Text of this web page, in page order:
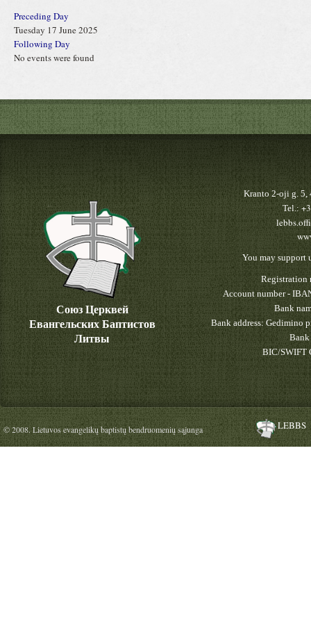
Preceding Day
Tuesday 17 June 2025
Following Day
No events were found
Союз Церквей
Евангельских Баптистов
Литвы
Kranto 2-oji g. 5,
Tel.:
You may support
Registration
Account number -
Bank
Bank address: Gedimino
Bank
BIC/SWIFT
© 2008. Lietuvos evangelikų baptistų bendruomenių sąjunga LEBBS